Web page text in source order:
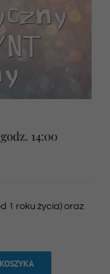
14:00
1 roku życia) oraz